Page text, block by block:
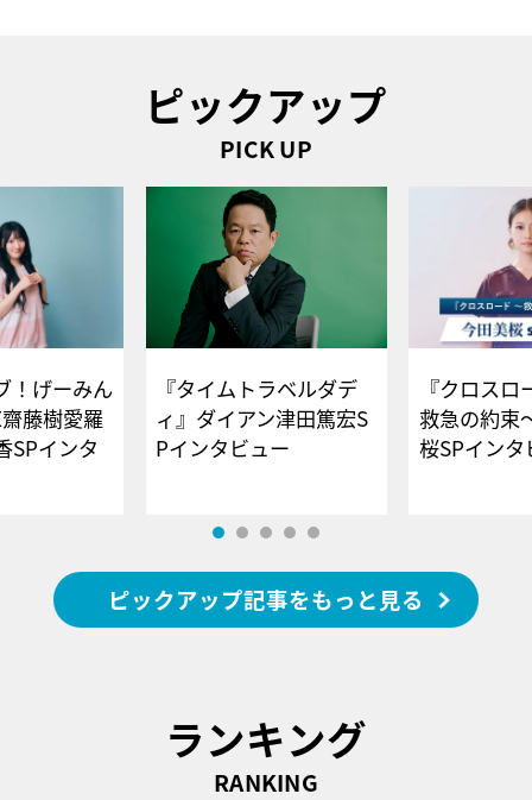
ピックアップ
PICK UP
！げーみん
藤樹愛羅
SPインタ
『タイムトラベルダデ
ィ』ダイアン津田篤宏S
Pインタビュー
『クロス
救急の約束
桜SPイ
ピックアップ記事をもっと見る
ランキング
RANKING